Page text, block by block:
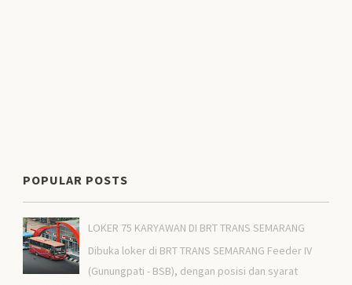
POPULAR POSTS
LOKER 75 KARYAWAN DI BRT TRANS SEMARANG
Dibuka loker di BRT TRANS SEMARANG Feeder IV
(Gunungpati - BSB), dengan posisi dan syarat